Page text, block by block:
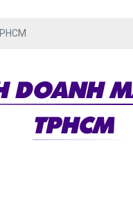
DOANH
TPHCM